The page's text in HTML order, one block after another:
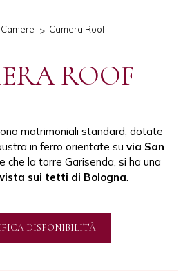
Camere Camera Roof
ROOF
matrimoniali standard, dotate
in ferro orientate su via San
che la torre Garisenda, si ha una
vista sui tetti di Bologna.
DISPONIBILITÀ